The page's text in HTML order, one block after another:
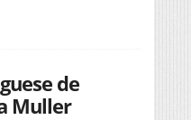
de
Muller